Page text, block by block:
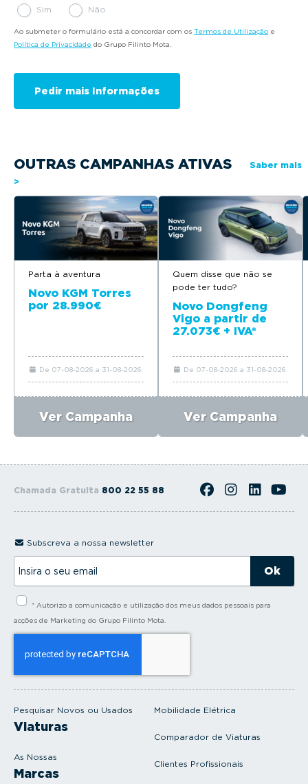
Sim Não
Ao submeter o formulário está a concordar com os Termos de Utilização e
Política de Privacidade do Grupo Filinto Mota.
OUTRAS CAMPANHAS ATIVAS
Saber mais
>
Parta à aventura
Novo KGM Torres
por 28.990€
De 07-08-2026 a 31-08-2026
Ver Campanha
Quem disse que não se
pode ter tudo?
Novo Dongfeng
Vigo a partir de
27.073€ + IVA*
De 07-08-2026 a 31-08-2026
Ver Campanha
Chamada Gratuita 800 22 55 88
Pesquisar Novos ou Usados
Viaturas
As Nossas
Marcas
Mobilidade Elétrica
Comparador de Viaturas
Clientes Profissionais
Subscreva a nossa newsletter
s
* Autorizo a comunicação e utilização dos meus dados pessoais para
acções de Marketing do Grupo Filinto Mota.